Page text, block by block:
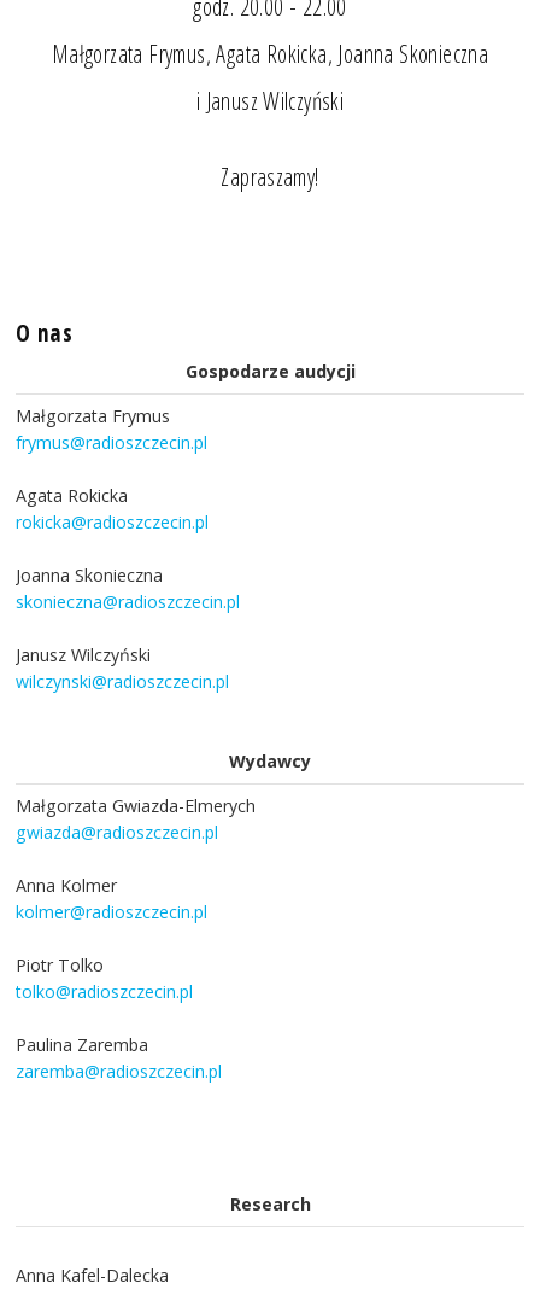
godz. 20.00 - 22.00
Małgorzata Frymus, Agata Rokicka, Joanna Skonieczna
i Janusz Wilczyński
Zapraszamy!
O nas
Gospodarze audycji
Małgorzata Frymus
frymus@radioszczecin.pl
Agata Rokicka
rokicka@radioszczecin.pl
Joanna Skonieczna
skonieczna@radioszczecin.pl
Janusz Wilczyński
wilczynski@radioszczecin.pl
Wydawcy
Małgorzata Gwiazda-Elmerych
gwiazda@radioszczecin.pl
Anna Kolmer
kolmer@radioszczecin.pl
Piotr Tolko
tolko@radioszczecin.pl
Paulina Zaremba
zaremba@radioszczecin.pl
Research
Anna Kafel-Dalecka